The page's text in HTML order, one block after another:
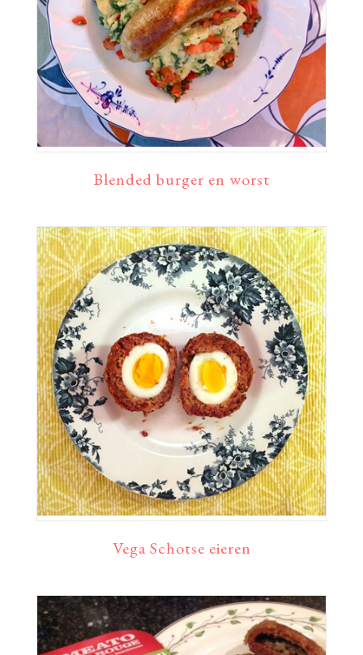
Blended burger en worst
Vega Schotse eieren